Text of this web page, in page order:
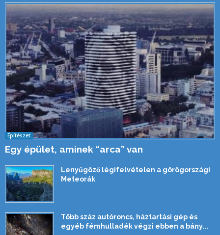
Építészet
Egy épület, aminek “arca” van
Lenyűgöző légifelvételen a görögországi
Meteorák
Több száz autóroncs, háztartási gép és
egyéb fémhulladék végzi ebben a bány...